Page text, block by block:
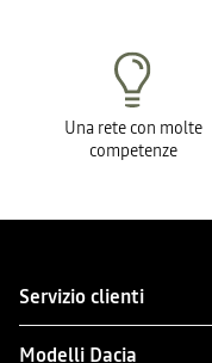
Una rete con molte
competenze
Servizio clienti
Modelli Dacia